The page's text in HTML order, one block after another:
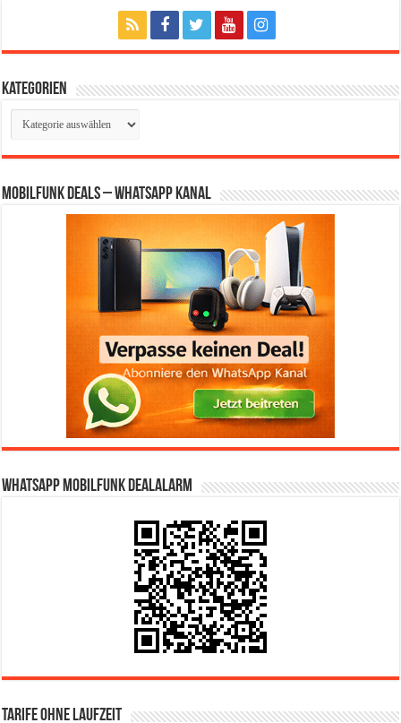
Kategorien
Kategorien
Mobilfunk Deals – WhatsApp Kanal
WhatsApp Mobilfunk DealAlarm
Tarife ohne Laufzeit